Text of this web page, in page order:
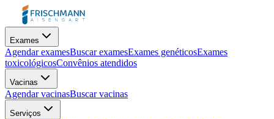
Exames
Agendar examesBuscar examesExames genéticosExames
toxicológicosConvênios atendidos
Vacinas
Agendar vacinasBuscar vacinas
Serviços